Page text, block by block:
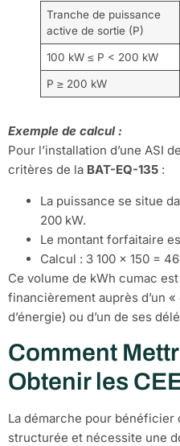
Tranche de puissance
active de sortie (P)
100 kW ≤ P < 200 kW
P ≥ 200 kW
Exemple de calcul :
Pour l’installation d’une ASI de
critères de la BAT-EQ-135 :
La puissance se situe
200 kW.
Le montant forfaitaire
Calcul : 3 100 x 150 =
Ce volume de kWh cumac
financièrement auprès d’un
d’énergie) ou d’un de ses
Comment
Obtenir les
La démarche pour bénéficier
structurée et nécessite une